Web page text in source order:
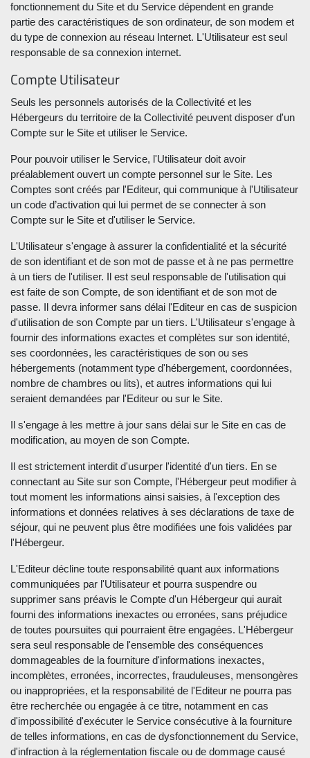
fonctionnement du Site et du Service dépendent en grande
partie des caractéristiques de son ordinateur, de son modem et
du type de connexion au réseau Internet. L'Utilisateur est seul
responsable de sa connexion internet.
Compte Utilisateur
Seuls les personnels autorisés de la Collectivité et les
Hébergeurs du territoire de la Collectivité peuvent disposer d'un
Compte sur le Site et utiliser le Service.
Pour pouvoir utiliser le Service, l'Utilisateur doit avoir
préalablement ouvert un compte personnel sur le Site. Les
Comptes sont créés par l'Editeur, qui communique à l'Utilisateur
un code d’activation qui lui permet de se connecter à son
Compte sur le Site et d'utiliser le Service.
L'Utilisateur s'engage à assurer la confidentialité et la sécurité
de son identifiant et de son mot de passe et à ne pas permettre
à un tiers de l'utiliser. Il est seul responsable de l'utilisation qui
est faite de son Compte, de son identifiant et de son mot de
passe. Il devra informer sans délai l'Editeur en cas de suspicion
d'utilisation de son Compte par un tiers. L'Utilisateur s'engage à
fournir des informations exactes et complètes sur son identité,
ses coordonnées, les caractéristiques de son ou ses
hébergements (notamment type d'hébergement, coordonnées,
nombre de chambres ou lits), et autres informations qui lui
seraient demandées par l'Editeur ou sur le Site.
Il s'engage à les mettre à jour sans délai sur le Site en cas de
modification, au moyen de son Compte.
Il est strictement interdit d'usurper l'identité d'un tiers. En se
connectant au Site sur son Compte, l'Hébergeur peut modifier à
tout moment les informations ainsi saisies, à l'exception des
informations et données relatives à ses déclarations de taxe de
séjour, qui ne peuvent plus être modifiées une fois validées par
l'Hébergeur.
L'Editeur décline toute responsabilité quant aux informations
communiquées par l'Utilisateur et pourra suspendre ou
supprimer sans préavis le Compte d'un Hébergeur qui aurait
fourni des informations inexactes ou erronées, sans préjudice
de toutes poursuites qui pourraient être engagées. L'Hébergeur
sera seul responsable de l'ensemble des conséquences
dommageables de la fourniture d'informations inexactes,
incomplètes, erronées, incorrectes, frauduleuses, mensongères
ou inappropriées, et la responsabilité de l'Editeur ne pourra pas
être recherchée ou engagée à ce titre, notamment en cas
d'impossibilité d'exécuter le Service consécutive à la fourniture
de telles informations, en cas de dysfonctionnement du Service,
d'infraction à la réglementation fiscale ou de dommage causé